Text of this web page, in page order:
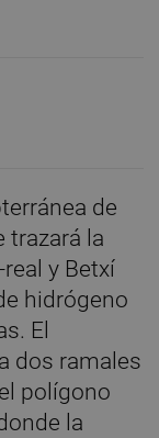
de
trazará la
real y Betxí
hidrógeno
El
dos ramales
polígono
la